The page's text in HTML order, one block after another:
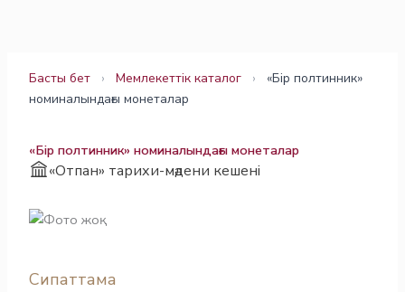
Басты бет › Мемлекеттік каталог ›
«Бір полтинник»
номиналындағы монеталар
«Бір полтинник» номиналындағы монеталар
«Отпан» тарихи-мәдени кешені
Сипаттама